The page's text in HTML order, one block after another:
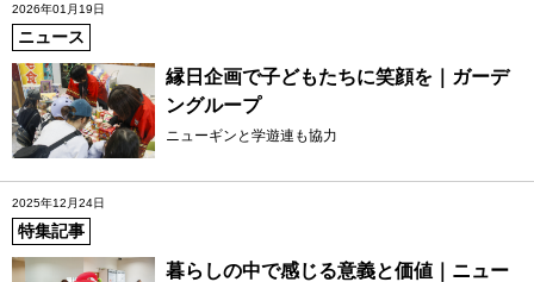
2026年01月19日
ニュース
縁日企画で子どもたちに笑顔を｜ガーデ
ングループ
ニューギンと学遊連も協力
2025年12月24日
特集記事
暮らしの中で感じる意義と価値｜ニュー